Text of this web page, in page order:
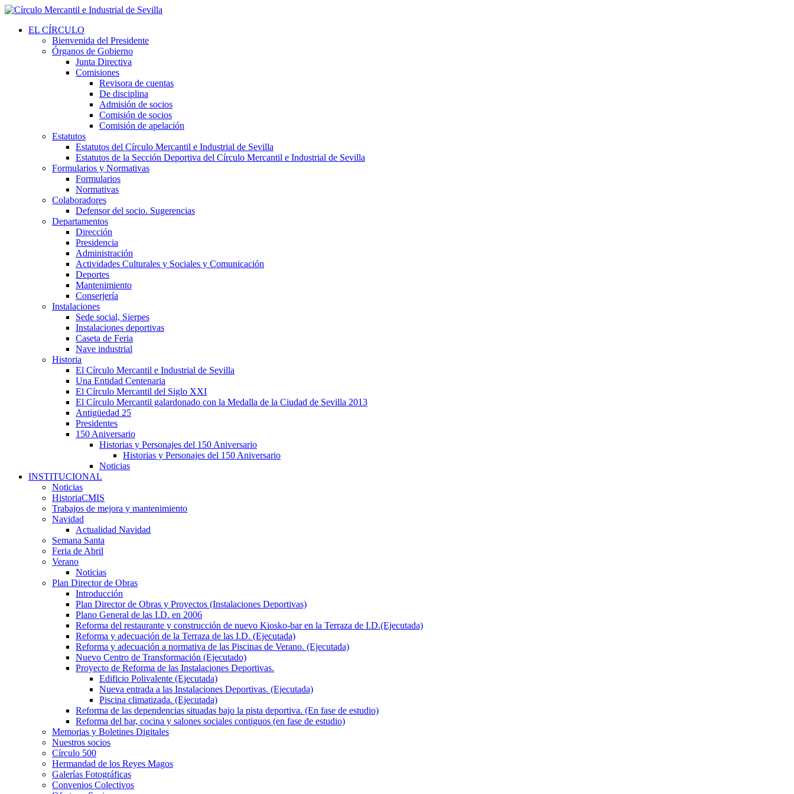
EL CÍRCULO
Bienvenida del Presidente
Órganos de Gobierno
Junta Directiva
Comisiones
Revisora de cuentas
De disciplina
Admisión de socios
Comisión de socios
Comisión de apelación
Estatutos
Estatutos del Círculo Mercantil e Industrial de Sevilla
Estatutos de la Sección Deportiva del Círculo Mercantil e Industrial de Sevilla
Formularios y Normativas
Formularios
Normativas
Colaboradores
Defensor del socio. Sugerencias
Departamentos
Dirección
Presidencia
Administración
Actividades Culturales y Sociales y Comunicación
Deportes
Mantenimiento
Conserjería
Instalaciones
Sede social, Sierpes
Instalaciones deportivas
Caseta de Feria
Nave industrial
Historia
El Círculo Mercantil e Industrial de Sevilla
Una Entidad Centenaria
El Círculo Mercantil del Siglo XXI
El Círculo Mercantil galardonado con la Medalla de la Ciudad de Sevilla 2013
Antigüedad 25
Presidentes
150 Aniversario
Historias y Personajes del 150 Aniversario
Historias y Personajes del 150 Aniversario
Noticias
INSTITUCIONAL
Noticias
HistoriaCMIS
Trabajos de mejora y mantenimiento
Navidad
Actualidad Navidad
Semana Santa
Feria de Abril
Verano
Noticias
Plan Director de Obras
Introducción
Plan Director de Obras y Proyectos (Instalaciones Deportivas)
Plano General de las I.D. en 2006
Reforma del restaurante y construcción de nuevo Kiosko-bar en la Terraza de I.D.(Ejecutada)
Reforma y adecuación de la Terraza de las I.D. (Ejecutada)
Reforma y adecuación a normativa de las Piscinas de Verano. (Ejecutada)
Nuevo Centro de Transformación (Ejecutado)
Proyecto de Reforma de las Instalaciones Deportivas.
Edificio Polivalente (Ejecutada)
Nueva entrada a las Instalaciones Deportivas. (Ejecutada)
Piscina climatizada. (Ejecutada)
Reforma de las dependencias situadas bajo la pista deportiva. (En fase de estudio)
Reforma del bar, cocina y salones sociales contiguos (en fase de estudio)
Memorias y Boletines Digitales
Nuestros socios
Círculo 500
Hermandad de los Reyes Magos
Galerías Fotográficas
Convenios Colectivos